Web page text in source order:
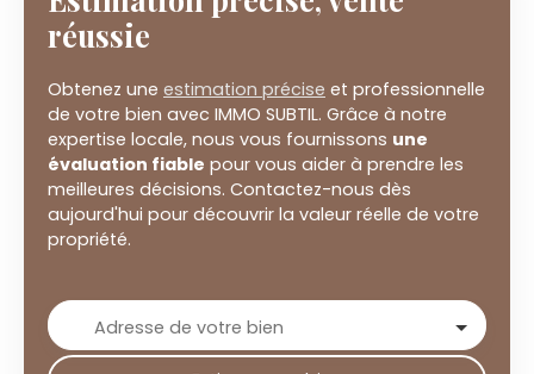
réussie
Obtenez une estimation précise et professionnelle
de votre bien avec IMMO SUBTIL. Grâce à notre
expertise locale, nous vous fournissons une
évaluation fiable pour vous aider à prendre les
meilleures décisions. Contactez-nous dès
aujourd'hui pour découvrir la valeur réelle de votre
propriété.
Adresse de votre bien